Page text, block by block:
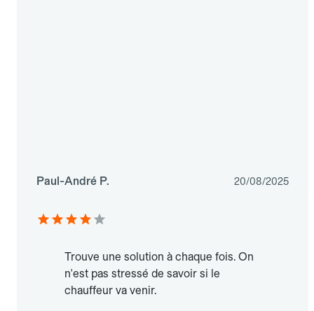
Paul-André P. 20/08/2025
Trouve une solution à chaque fois. On
n'est pas stressé de savoir si le
chauffeur va venir.